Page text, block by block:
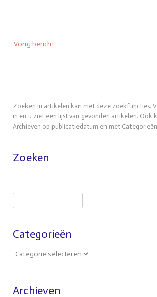
navigatie
Vorig bericht
Zoeken in artikelen kan met deze zoekfuncties.
in en u ziet een lijst van gevonden artikelen. Ook
Archieven op publicatiedatum en met
Zoeken
Categorieën
C
g
Archieven